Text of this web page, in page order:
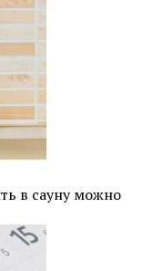
в сауну можно